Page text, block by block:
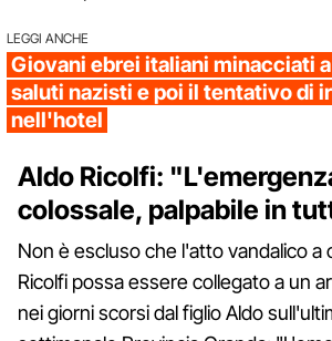
LEGGI ANCHE
Giovani ebrei italiani minacciati
saluti nazisti e poi il tentativo di
nell'hotel
Aldo Ricolfi:
colossale, palpabile in
Non è escluso che l'atto vandalico a
Ricolfi possa essere collegato a un
nei giorni scorsi dal figlio Aldo